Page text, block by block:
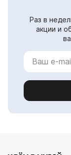
Раз в
акции и